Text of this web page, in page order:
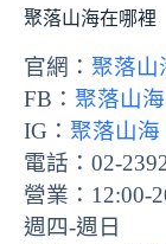
聚落山海在哪裡
官網： 聚落山
FB： 聚落山海
IG： 聚落山海
電話：02-
營業：12:00-
週四-週日